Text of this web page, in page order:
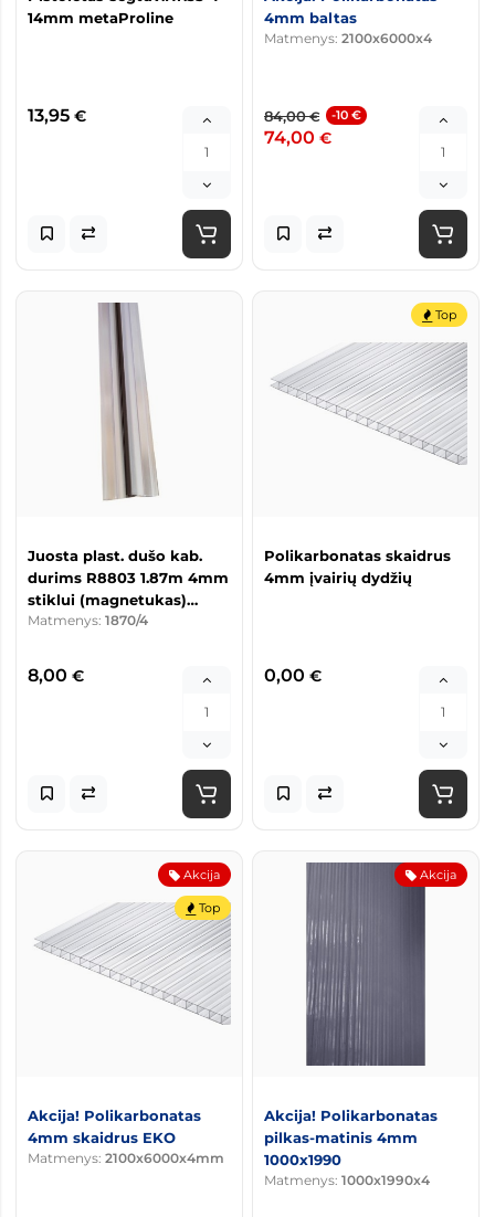
14mm metaProline
13,95 €
4mm baltas
Matmenys: 2100x6000x4
84,00€ -10 €
74,00 €
Juosta plast. dušo kab.
durims R8803 1.87m 4mm
stiklui (magnetukas)
kompl.
Matmenys: 1870/4
8,00 €
Top
Polikarbonatas skaidrus
4mm įvairių dydžių
0,00 €
Akcija
Top
Akcija! Polikarbonatas
4mm skaidrus EKO
Matmenys: 2100x6000x4mm
Akcija
Akcija! Polikarbonatas
pilkas-matinis 4mm
1000x1990
Matmenys: 1000x1990x4